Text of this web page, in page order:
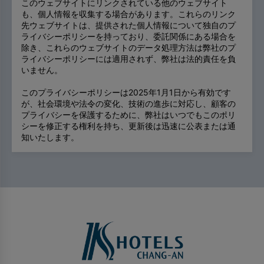
このウェブサイトにリンクされている他のウェブサイト
も、個人情報を収集する場合があります。これらのリンク
先ウェブサイトは、提供された個人情報について独自のプ
ライバシーポリシーを持っており、委託関係にある場合を
除き、これらのウェブサイトのデータ処理方法は弊社のプ
ライバシーポリシーには適用されず、弊社は法的責任を負
いません。
このプライバシーポリシーは2025年1月1日から有効です
が、社会環境や法令の変化、技術の進歩に対応し、顧客の
プライバシーを保護するために、弊社はいつでもこのポリ
シーを修正する権利を持ち、更新後は迅速に公表または通
知いたします。